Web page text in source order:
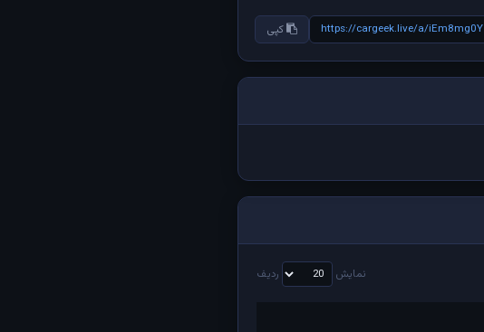
https://cargeek.live/a/iEm8mg0Y کپی
نمایش ردیف